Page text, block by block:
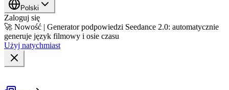
Polski
Zaloguj się
🚀 Nowość | Generator podpowiedzi Seedance 2.0: automatycznie
generuje język filmowy i osie czasu
Użyj natychmiast